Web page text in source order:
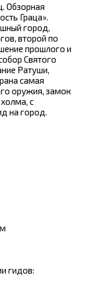
Обзорная
Граца».
город,
второй по
прошлого и
Святого
Ратуши,
самая
оружия, замок
с
на город.
гидов: